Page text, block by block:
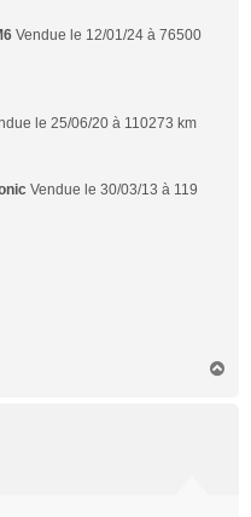
Vendue le 12/01/24 à 76500
le 25/06/20 à 110273 km
Vendue le 30/03/13 à 119